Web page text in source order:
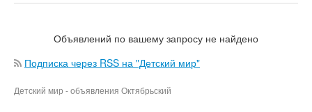
Объявлений по вашему запросу не найдено
Подписка через RSS на "Детский мир"
Детский мир - объявления Октябрьский